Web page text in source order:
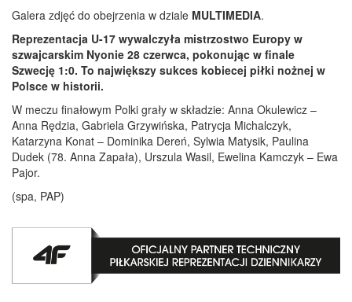
Galera zdjęć do obejrzenia w dziale MULTIMEDIA.
Reprezentacja U-17 wywalczyła mistrzostwo Europy w
szwajcarskim Nyonie 28 czerwca, pokonując w finale
Szwecję 1:0. To największy sukces kobiecej piłki nożnej w
Polsce w historii.
W meczu finałowym Polki grały w składzie: Anna Okulewicz –
Anna Rędzia, Gabriela Grzywińska, Patrycja Michalczyk,
Katarzyna Konat – Dominika Dereń, Sylwia Matysik, Paulina
Dudek (78. Anna Zapała), Urszula Wasil, Ewelina Kamczyk – Ewa
Pajor.
(spa, PAP)